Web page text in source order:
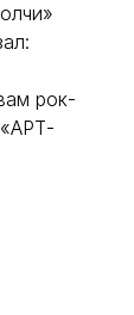
рок-